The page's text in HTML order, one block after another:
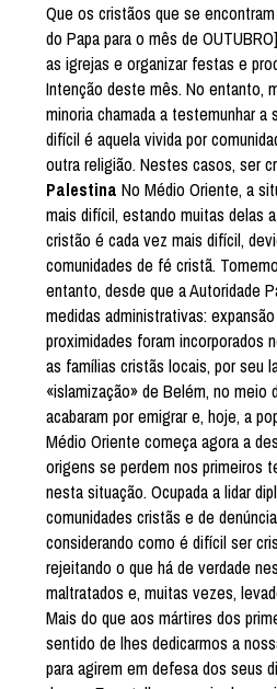
Que os cristãos que se
do Papa para o mês de OUTUBRO]
as igrejas e organizar festas e
Intenção deste mês. No entanto,
minoria chamada a testemunhar
difícil é aquela vivida por
outra religião. Nestes casos, ser
Palestina No Médio Oriente, a
mais difícil, estando muitas delas
cristão é cada vez mais difícil,
comunidades de fé cristã.
entanto, desde que a Autoridade
medidas administrativas:
proximidades foram incorporados
as famílias cristãs locais, por seu
«islamização» de Belém, no
acabaram por emigrar e, hoje, a
Médio Oriente começa agora a
origens se perdem nos primeiros
nesta situação. Ocupada a lidar
comunidades cristãs e de
considerando como é difícil ser
rejeitando o que há de verdade
maltratados e, muitas vezes,
Mais do que aos mártires dos
sentido de lhes dedicarmos a
para agirem em defesa dos seus